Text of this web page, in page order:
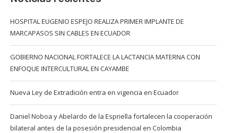
HOSPITAL EUGENIO ESPEJO REALIZA PRIMER IMPLANTE DE
MARCAPASOS SIN CABLES EN ECUADOR
GOBIERNO NACIONAL FORTALECE LA LACTANCIA MATERNA CON
ENFOQUE INTERCULTURAL EN CAYAMBE
Nueva Ley de Extradición entra en vigencia en Ecuador
Daniel Noboa y Abelardo de la Espriella fortalecen la cooperación
bilateral antes de la posesión presidencial en Colombia